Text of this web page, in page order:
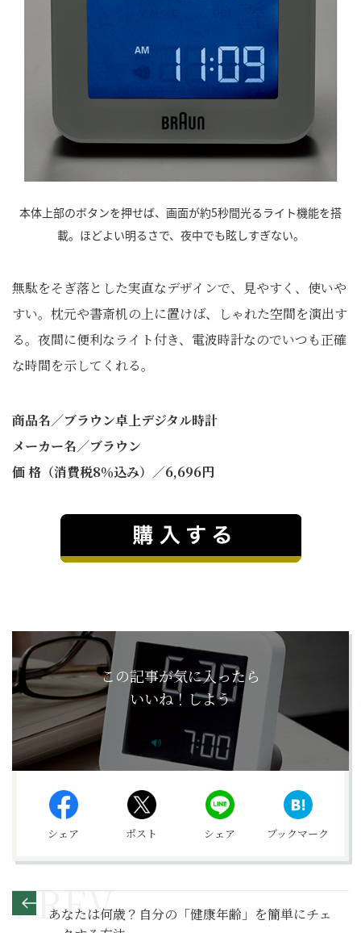
本体上部のボタンを押せば、画面が約5秒間光るライト機能を搭
載。ほどよい明るさで、夜中でも眩しすぎない。
無駄をそぎ落とした実直なデザインで、見やすく、使いや
すい。枕元や書斎机の上に置けば、しゃれた空間を演出す
る。夜間に便利なライト付き、電波時計なのでいつも正確
な時間を示してくれる。
商品名／ブラウン卓上デジタル時計
メーカー名／ブラウン
価 格（消費税8％込み）／6,696円
この記事が気に入ったら
いいね！しよう
シェア ポスト シェア ブックマーク
あなたは何歳？自分の「健康年齢」を簡単にチェ